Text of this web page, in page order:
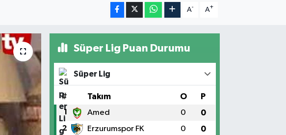
A- A+
Süper Lig Puan Durumu
Süper Lig
# Takım O P
1 Amed 0 0
2 Erzurumspor FK 0 0